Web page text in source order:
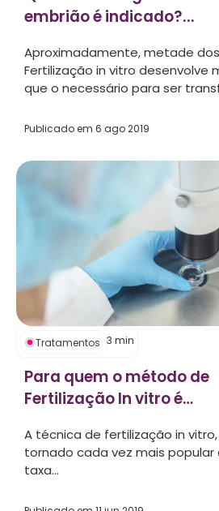
embrião é indicado?...
Aproximadamente, metade
Fertilização in vitro desenvolve
que o necessário para ser
Publicado em 6 ago 2019
Tratamentos 3 min
Para quem o método de
Fertilização In vitro é
A técnica de fertilização in vitro,
tornado cada vez mais popular
taxa...